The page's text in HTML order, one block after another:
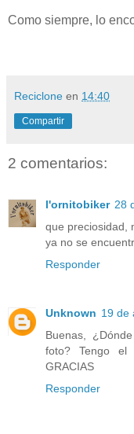
Como siempre, lo
Reciclone en 14:40
Compartir
2 comentarios:
l'ornitobiker 28
que preciosidad,
ya no se
Responder
Unknown 19 de
Buenas,
foto? Tengo el
GRACIAS
Responder